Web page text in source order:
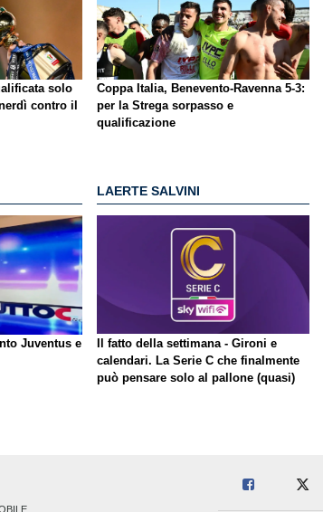
solo
contro il
Coppa Italia, Benevento-Ravenna 5-3:
per la Strega sorpasso e
qualificazione
Juventus e
LAERTE SALVINI
Il fatto della settimana - Gironi e
calendari. La Serie C che finalmente
può pensare solo al pallone (quasi)